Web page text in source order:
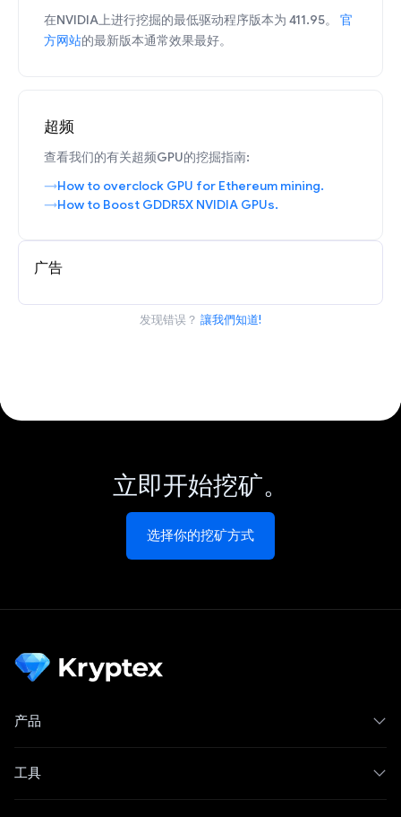
在NVIDIA上进行挖掘的最低驱动程序版本为 411.95。 官
方网站的最新版本通常效果最好。
超频
查看我们的有关超频GPU的挖掘指南:
How to overclock GPU for Ethereum mining.
How to Boost GDDR5X NVIDIA GPUs.
广告
发现错误？ 讓我們知道!
立即开始挖矿。
选择你的挖矿方式
产品
工具